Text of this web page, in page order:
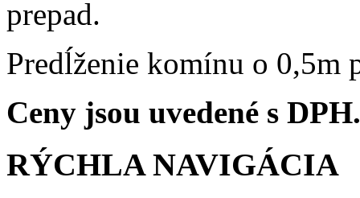
prepad.
Predĺženie komínu o 0,5m
Ceny jsou uvedené s DPH.
RÝCHLA NAVIGÁCIA